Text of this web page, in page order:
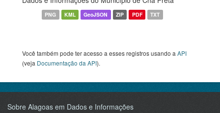
PNG KML GeoJSON ZIP PDF TXT
Você também pode ter acesso a esses registros usando a API
(veja Documentação da API).
Sobre Alagoas em Dados e Informações